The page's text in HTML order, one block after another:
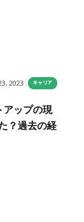
2023 キャリア
アップの現
？過去の経